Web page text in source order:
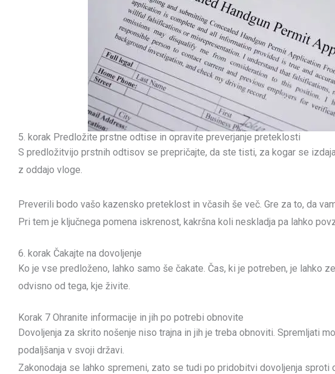
5. korak Predložite prstne odtise in opravite preverjanje preteklosti
S predložitvijo prstnih odtisov se prepričajte, da ste tisti, za kogar se
z oddajo vloge.
Preverili bodo vašo kazensko preteklost in včasih še več. Gre za to, da
Pri tem je ključnega pomena iskrenost, kakršna koli neskladja pa lahko
6. korak Čakajte na dovoljenje
Ko je vse predloženo, lahko samo še čakate. Čas, ki je potreben, je lahko
odvisno od tega, kje živite.
Korak 7 Ohranite informacije in jih po potrebi obnovite
Dovoljenja za skrito nošenje niso trajna in jih je treba obnoviti. Spremljati
podaljšanja v svoji državi.
Zakonodaja se lahko spremeni, zato se tudi po pridobitvi dovoljenja sproti